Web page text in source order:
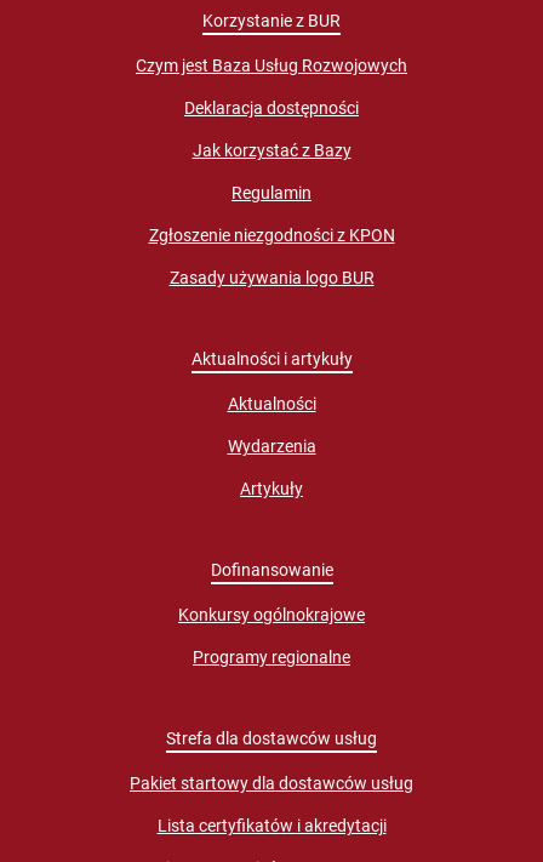
Korzystanie z BUR
Czym jest Baza Usług Rozwojowych
Deklaracja dostępności
Jak korzystać z Bazy
Regulamin
Zgłoszenie niezgodności z KPON
Zasady używania logo BUR
Aktualności i artykuły
Aktualności
Wydarzenia
Artykuły
Dofinansowanie
Konkursy ogólnokrajowe
Programy regionalne
Strefa dla dostawców usług
Pakiet startowy dla dostawców usług
Lista certyfikatów i akredytacji